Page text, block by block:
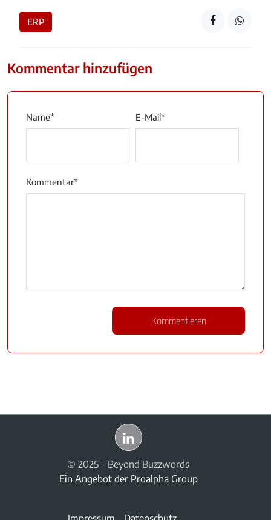
ERP
Kommentar hinzufügen
Name* E-Mail*
Kommentar*
© 2025 - Beyond Buzzwords
Ein Angebot der Proalpha Group